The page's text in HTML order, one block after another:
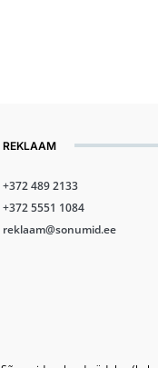
REKLAAM
+372 489 2133
+372 5551 1084
reklaam@sonumid.ee